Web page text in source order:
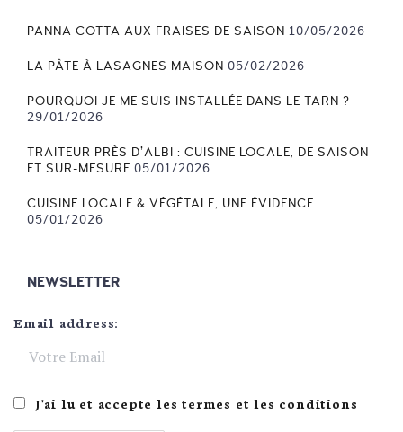
PANNA COTTA AUX FRAISES DE SAISON 10/05/2026
LA PÂTE À LASAGNES MAISON 05/02/2026
POURQUOI JE ME SUIS INSTALLÉE DANS LE TARN ?
29/01/2026
TRAITEUR PRÈS D’ALBI : CUISINE LOCALE, DE SAISON
ET SUR-MESURE 05/01/2026
CUISINE LOCALE & VÉGÉTALE, UNE ÉVIDENCE
05/01/2026
NEWSLETTER
Email address:
J'ai lu et accepte les termes et les conditions